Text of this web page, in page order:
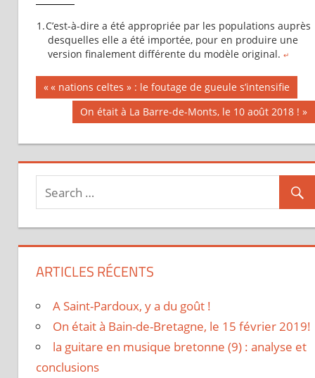
C’est-à-dire a été appropriée par les populations auprès
desquelles elle a été importée, pour en produire une
version finalement différente du modèle original. ↵
Navigation
l’article
Previous
Post:
« nations celtes » : le foutage de gueule s’intensifie
Next
On était à La Barre-de-Monts, le 10 août 2018 !
ARTICLES RÉCENTS
A Saint-Pardoux, y a du goût !
On était à Bain-de-Bretagne, le 15 février 2019!
la guitare en musique bretonne (9) : analyse et
conclusions